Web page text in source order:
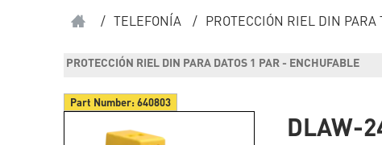
/ TELEFONÍA / PROTECCIÓN RIEL DIN PARA
PROTECCIÓN RIEL DIN PARA DATOS 1 PAR - ENCHUFABLE
Part Number:640803
DLAW-